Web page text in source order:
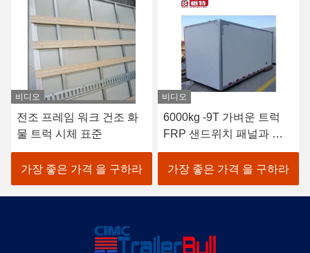
비디오
6000kg -9T 가벼운 트럭
FRP 샌드위치 패널과 냉
각 및 단열 트럭 상자
가장 좋은 가격 을 구하라
비디오
500kg의 가벼운 트럭 -1T
FRP PU 샌드위치 패널과
냉각 및 고립 트럭 박스
가장 좋은 가격 을 구하라